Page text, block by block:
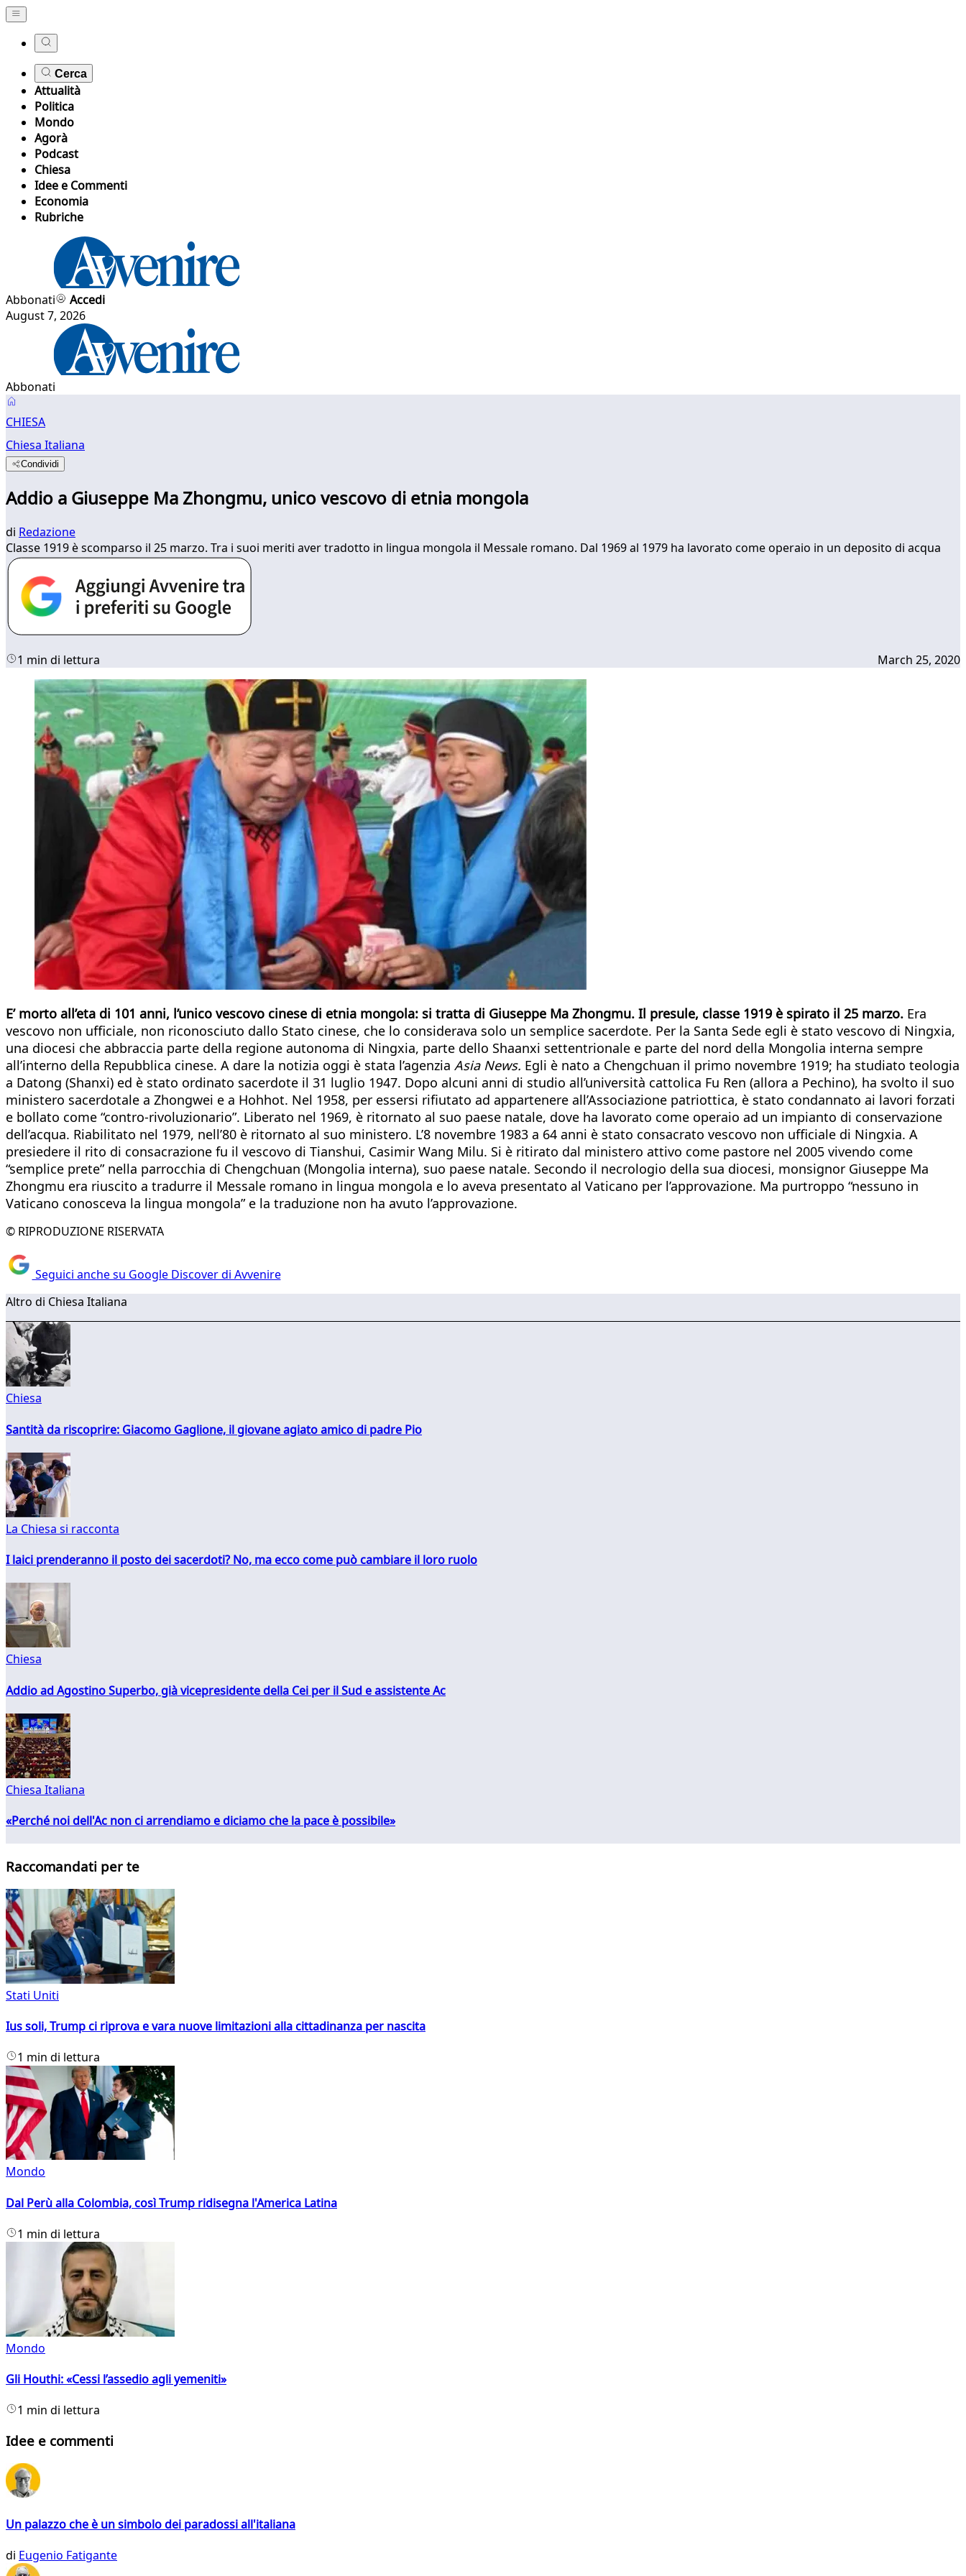
Cerca
Attualità
Politica
Mondo
Agorà
Podcast
Chiesa
Idee e Commenti
Economia
Rubriche
Abbonati
Accedi
August 7, 2026
Abbonati
CHIESA
Chiesa Italiana
Condividi
Addio a Giuseppe Ma Zhongmu, unico vescovo di etnia mongola
di Redazione
Classe 1919 è scomparso il 25 marzo. Tra i suoi meriti aver tradotto in lingua mongola il Messale romano. Dal 1969 al 1979 ha lavorato come operaio in un deposito di acqua
1 min di lettura March 25, 2020
E’ morto all’eta di 101 anni, l’unico vescovo cinese di etnia mongola: si tratta di Giuseppe Ma Zhongmu. Il presule, classe 1919 è spirato il 25 marzo. Era
vescovo non ufficiale, non riconosciuto dallo Stato cinese, che lo considerava solo un semplice sacerdote. Per la Santa Sede egli è stato vescovo di Ningxia,
una diocesi che abbraccia parte della regione autonoma di Ningxia, parte dello Shaanxi settentrionale e parte del nord della Mongolia interna sempre
all’interno della Repubblica cinese. A dare la notizia oggi è stata l’agenzia Asia News. Egli è nato a Chengchuan il primo novembre 1919; ha studiato teologia
a Datong (Shanxi) ed è stato ordinato sacerdote il 31 luglio 1947. Dopo alcuni anni di studio all’università cattolica Fu Ren (allora a Pechino), ha svolto il suo
ministero sacerdotale a Zhongwei e a Hohhot. Nel 1958, per essersi rifiutato ad appartenere all’Associazione patriottica, è stato condannato ai lavori forzati
e bollato come “contro-rivoluzionario”. Liberato nel 1969, è ritornato al suo paese natale, dove ha lavorato come operaio ad un impianto di conservazione
dell’acqua. Riabilitato nel 1979, nell’80 è ritornato al suo ministero. L’8 novembre 1983 a 64 anni è stato consacrato vescovo non ufficiale di Ningxia. A
presiedere il rito di consacrazione fu il vescovo di Tianshui, Casimir Wang Milu. Si è ritirato dal ministero attivo come pastore nel 2005 vivendo come
“semplice prete” nella parrocchia di Chengchuan (Mongolia interna), suo paese natale. Secondo il necrologio della sua diocesi, monsignor Giuseppe Ma
Zhongmu era riuscito a tradurre il Messale romano in lingua mongola e lo aveva presentato al Vaticano per l’approvazione. Ma purtroppo “nessuno in
Vaticano conosceva la lingua mongola” e la traduzione non ha avuto l’approvazione.
© RIPRODUZIONE RISERVATA
Seguici anche su Google Discover di Avvenire
Altro di Chiesa Italiana
Chiesa
Santità da riscoprire: Giacomo Gaglione, il giovane agiato amico di padre Pio
La Chiesa si racconta
I laici prenderanno il posto dei sacerdoti? No, ma ecco come può cambiare il loro ruolo
Chiesa
Addio ad Agostino Superbo, già vicepresidente della Cei per il Sud e assistente Ac
Chiesa Italiana
«Perché noi dell'Ac non ci arrendiamo e diciamo che la pace è possibile»
Raccomandati per te
Stati Uniti
Ius soli, Trump ci riprova e vara nuove limitazioni alla cittadinanza per nascita
1 min di lettura
Mondo
Dal Perù alla Colombia, così Trump ridisegna l'America Latina
1 min di lettura
Mondo
Gli Houthi: «Cessi l’assedio agli yemeniti»
1 min di lettura
Idee e commenti
Un palazzo che è un simbolo dei paradossi all'italiana
di Eugenio Fatigante